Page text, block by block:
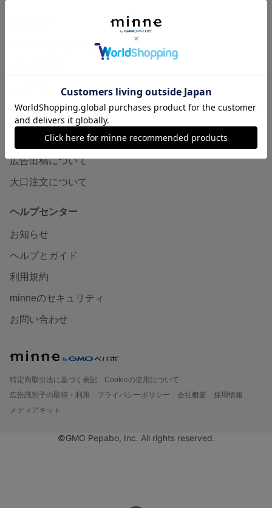
minneとものづくりと
minneの本
企業の方へ
広告出稿について
大口注文について
ヘルプセンター
お知らせ
ヘルプとガイド
利用規約
minneのセキュリティ
お問い合わせ
特定商取引法に基づく表記
Cookieの使用について
広告識別子の取得・利用
プライバシーポリシー 会社概要
採用情報
メディアキット
©GMO Pepabo, Inc. All rights reserved.